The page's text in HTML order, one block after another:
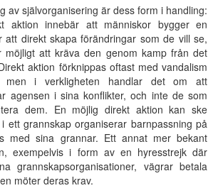
av självorganisering är dess form i handling:
aktion innebär att människor bygger en
att direkt skapa förändringar som de vill se,
att kräva den genom kamp från det
aktion förknippas oftast med vandalism
men i verkligheten handlar det om att
agensen i sina konflikter, och inte de som
dem. En möjlig direkt aktion kan ske
ett grannskap organiserar barnpassning på
med sina grannar. Ett annat mer bekant
exempelvis i form av en hyresstrejk där
grannskapsorganisationer, vägrar betala
möter deras krav.